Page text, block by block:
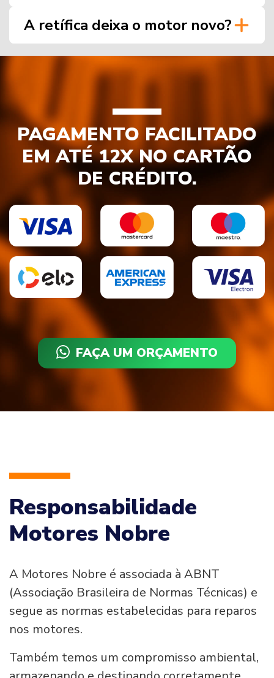
A retífica deixa o motor novo?
PAGAMENTO FACILITADO
EM ATÉ 12X NO CARTÃO
DE CRÉDITO.
FAÇA UM ORÇAMENTO
Responsabilidade
Motores Nobre
A Motores Nobre é associada à ABNT
(Associação Brasileira de Normas Técnicas) e
segue as normas estabelecidas para reparos
nos motores.
Também temos um compromisso ambiental,